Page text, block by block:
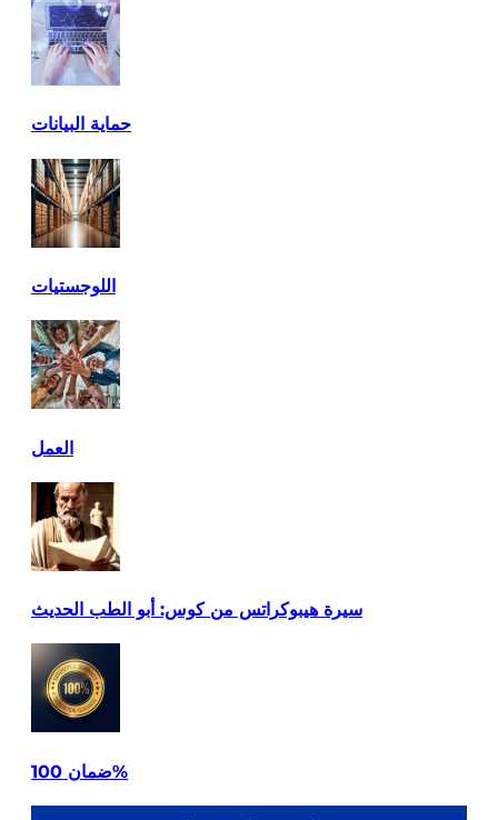
حماية البيانات
اللوجستيات
العمل
سيرة هيبوكراتس من كوس: أبو الطب الحديث
ضمان 100%